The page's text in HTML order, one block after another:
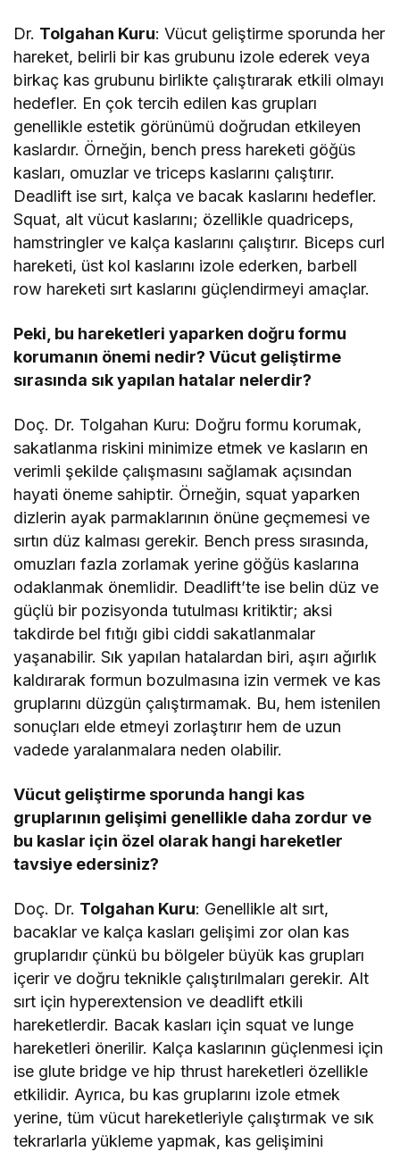
Dr. Tolgahan Kuru: Vücut geliştirme sporunda her
hareket, belirli bir kas grubunu izole ederek veya
birkaç kas grubunu birlikte çalıştırarak etkili olmayı
hedefler. En çok tercih edilen kas grupları
genellikle estetik görünümü doğrudan etkileyen
kaslardır. Örneğin, bench press hareketi göğüs
kasları, omuzlar ve triceps kaslarını çalıştırır.
Deadlift ise sırt, kalça ve bacak kaslarını hedefler.
Squat, alt vücut kaslarını; özellikle quadriceps,
hamstringler ve kalça kaslarını çalıştırır. Biceps curl
hareketi, üst kol kaslarını izole ederken, barbell
row hareketi sırt kaslarını güçlendirmeyi amaçlar.
Peki, bu hareketleri yaparken doğru formu
korumanın önemi nedir? Vücut geliştirme
sırasında sık yapılan hatalar nelerdir?
Doç. Dr. Tolgahan Kuru: Doğru formu korumak,
sakatlanma riskini minimize etmek ve kasların en
verimli şekilde çalışmasını sağlamak açısından
hayati öneme sahiptir. Örneğin, squat yaparken
dizlerin ayak parmaklarının önüne geçmemesi ve
sırtın düz kalması gerekir. Bench press sırasında,
omuzları fazla zorlamak yerine göğüs kaslarına
odaklanmak önemlidir. Deadlift’te ise belin düz ve
güçlü bir pozisyonda tutulması kritiktir; aksi
takdirde bel fıtığı gibi ciddi sakatlanmalar
yaşanabilir. Sık yapılan hatalardan biri, aşırı ağırlık
kaldırarak formun bozulmasına izin vermek ve kas
gruplarını düzgün çalıştırmamak. Bu, hem istenilen
sonuçları elde etmeyi zorlaştırır hem de uzun
vadede yaralanmalara neden olabilir.
Vücut geliştirme sporunda hangi kas
gruplarının gelişimi genellikle daha zordur ve
bu kaslar için özel olarak hangi hareketler
tavsiye edersiniz?
Doç. Dr. Tolgahan Kuru: Genellikle alt sırt,
bacaklar ve kalça kasları gelişimi zor olan kas
gruplarıdır çünkü bu bölgeler büyük kas grupları
içerir ve doğru teknikle çalıştırılmaları gerekir. Alt
sırt için hyperextension ve deadlift etkili
hareketlerdir. Bacak kasları için squat ve lunge
hareketleri önerilir. Kalça kaslarının güçlenmesi için
ise glute bridge ve hip thrust hareketleri özellikle
etkilidir. Ayrıca, bu kas gruplarını izole etmek
yerine, tüm vücut hareketleriyle çalıştırmak ve sık
tekrarlarla yükleme yapmak, kas gelişimini